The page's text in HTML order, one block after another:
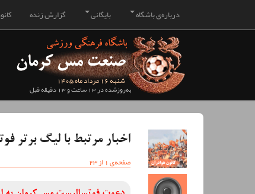
گزارش زنده بایگانی درباره‌ی باشگاه
شنبه 16 مرداد ماه 1405
به‌روزشده در 13 ساعت و 13 دقیقه قبل
اخبار مرتبط با لیگ برتر
صفحه‌ی 1 از 23